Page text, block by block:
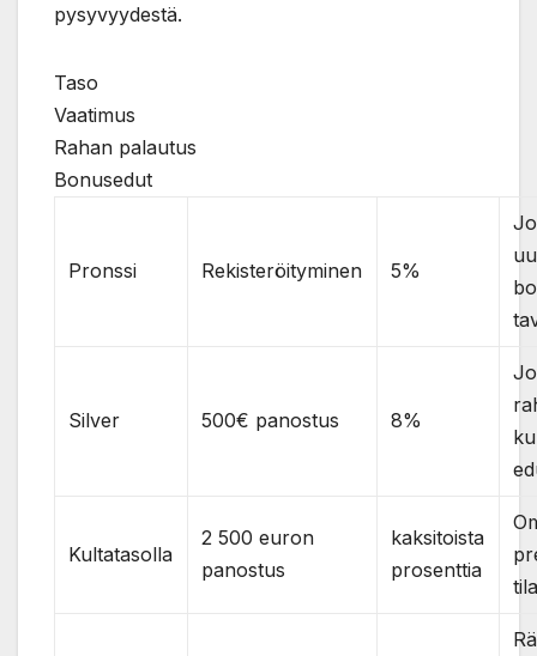
pysyvyydestä.
Taso
Vaatimus
Rahan palautus
Bonusedut
Pronssi Rekisteröityminen 5%
Silver 500€ panostus 8%
Kultatasolla
2 500 euron
panostus
kaksitoista
prosenttia